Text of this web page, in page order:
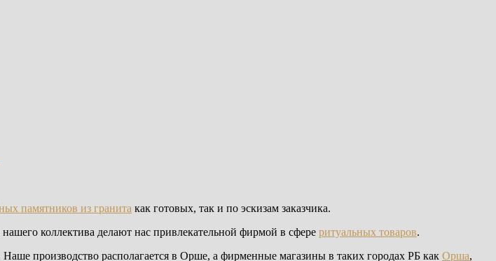
памятников из гранита как готовых, так и по эскизам заказчика.
коллектива делают нас привлекательной фирмой в сфере ритуальных товаров.
производство располагается в Орше, а фирменные магазины в таких городах РБ как Орша,